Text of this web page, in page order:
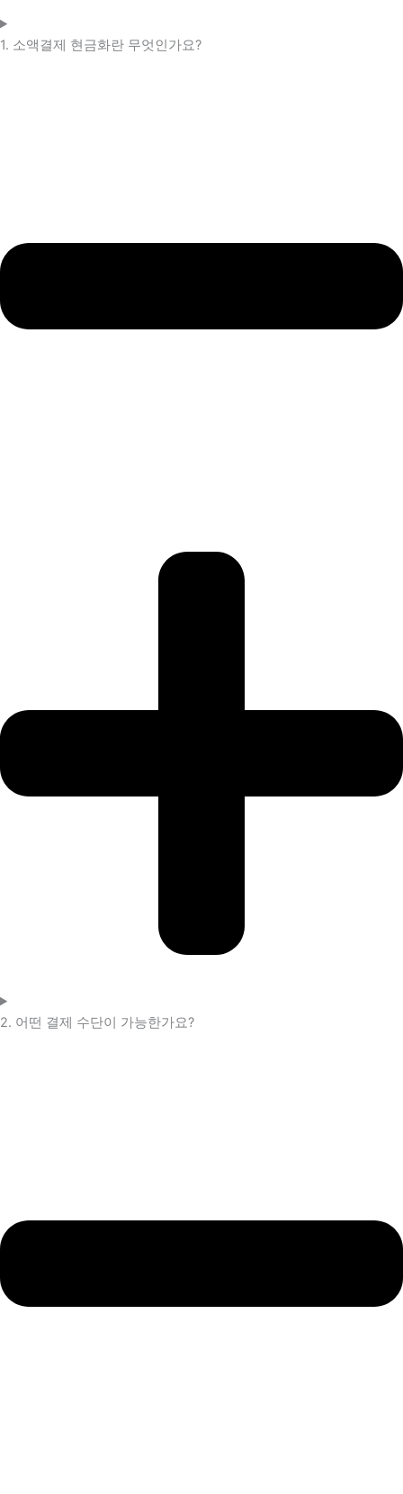
1. 소액결제 현금화란 무엇인가요?
2. 어떤 결제 수단이 가능한가요?